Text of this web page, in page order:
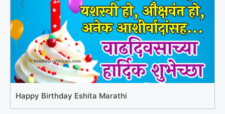
Happy Birthday Eshita Marathi